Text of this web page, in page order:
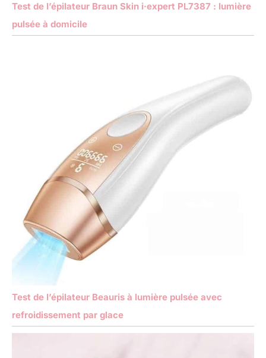
Test de l’épilateur Braun Skin i·expert PL7387 : lumière
pulsée à domicile
Test de l’épilateur Beauris à lumière pulsée avec
refroidissement par glace